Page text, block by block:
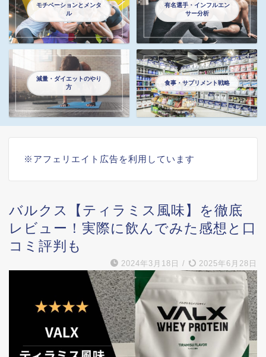
モチベーションとメンタ
ル
有名選手・インフルエン
サー分析
減量・ダイエットのやり
方
食事・サプリメント戦略
※アフェリエイト広告を利用しています
バルクス【ティラミス風味】を徹底
レビュー！実際に飲んでみた感想と口
コミ評判も
2024年3月18日 / 2025年6月28日